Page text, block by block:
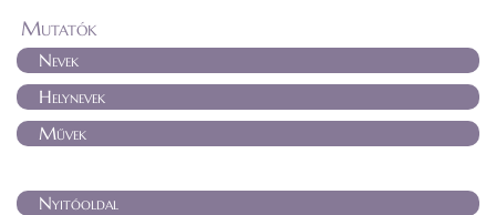
Mutatók
Nevek
Helynevek
Művek
Nyitóoldal